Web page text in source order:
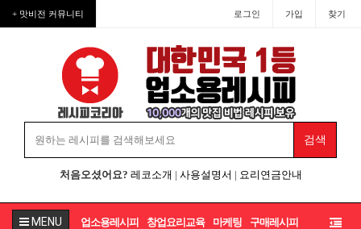
+ 맛비전 커뮤니티 로그인 가입 찾기
처음오셨어요? 레코소개 | 사용설명서 | 요리연금안내
MENU 업소용레시피 창업요리교육 마케팅 구매레시피